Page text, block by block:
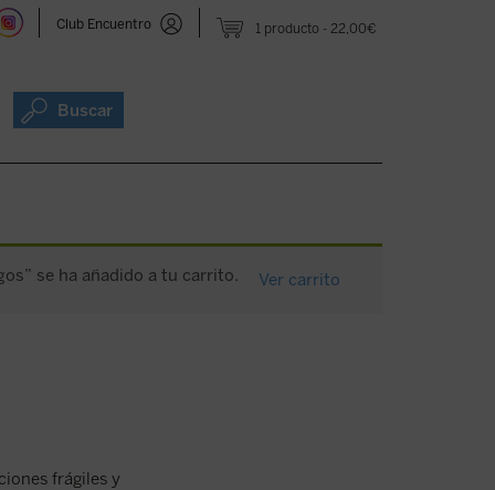
1 producto 22,00€
Club Encuentro
Buscar
se ha añadido a tu carrito. Ver carrito
frágiles y